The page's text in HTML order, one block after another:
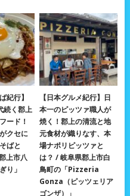
紀行】
続く郡上
ード！
クセに
ばと
上市八
り」
【日本グルメ紀行】日
本一のピッツァ職人が
焼く！郡上の清流と地
元食材が織りなす、本
場ナポリピッツァと
は？ / 岐阜県郡上市白
鳥町の「Pizzeria
Gonza（ピッツェリア
ゴンザ）」